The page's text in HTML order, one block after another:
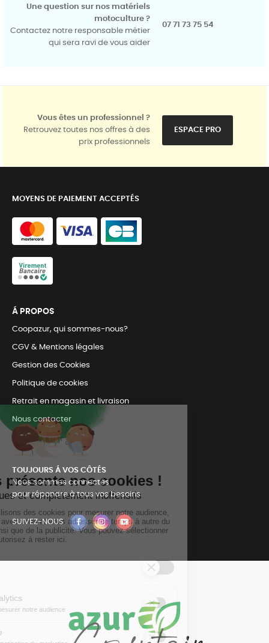
Une question sur nos matériels
motoculture ?
Contactez notre responsable métier
qui sera ravi de vous aider
07 71 73 75 54
Vous êtes un professionnel ?
Retrouvez toutes nos offres à des
prix professionnels
ESPACE PRO
MOYENS DE PAIEMENT ACCEPTÉS
Á PROPOS
Coopazur, qui sommes-nous?
CGV & Mentions légales
Gestion des Cookies
Politique de cookies
Retrait en magasin et livraison
Nous contacter
TOUJOURS Á VOS CÔTÉS
Nous sommes connectés
pour répondre à tous vos besoins
SUIVEZ-NOUS